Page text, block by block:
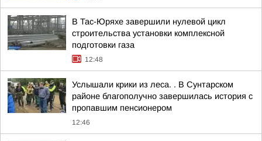
В Тас-Юряхе завершили нулевой цикл
строительства установки комплексной
подготовки газа
12:48
Услышали крики из леса. . В Сунтарском
районе благополучно завершилась история с
пропавшим пенсионером
12:46